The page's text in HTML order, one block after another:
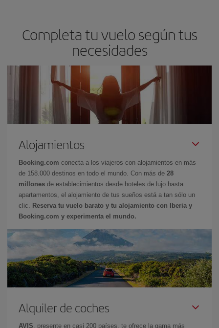
Completa tu vuelo según tus
necesidades
Alojamientos
Booking.com conecta a los viajeros con alojamientos en más
de 158.000 destinos en todo el mundo. Con más de 28
millones de establecimientos desde hoteles de lujo hasta
apartamentos, el alojamiento de tus sueños está a tan sólo un
clic. Reserva tu vuelo barato y tu alojamiento con Iberia y
Booking.com y experimenta el mundo.
Alquiler de coches
AVIS, presente en casi 200 países, te ofrece la gama más